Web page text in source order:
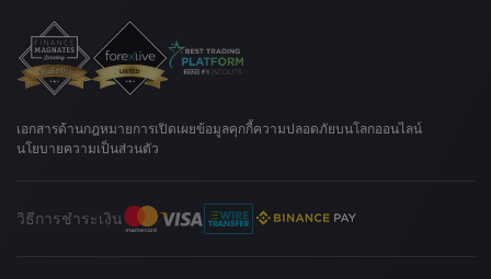
เอกสารด้านกฎหมายการเปิดเผยข้อมูลคุกกี้ความปลอดภัยบนโลกออนไลน์
นโยบายความเป็นส่วนตัว
วิธีการชำระเงิน